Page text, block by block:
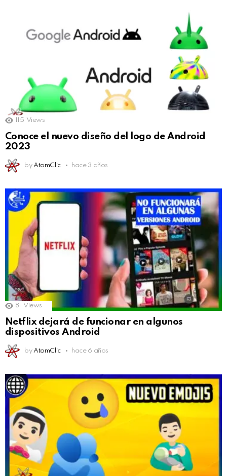
115 Views
Conoce el nuevo diseño del logo de Android
2023
by AtomClic hace 3 años
81 Views
Netflix dejará de funcionar en algunos
dispositivos Android
by AtomClic hace 6 años